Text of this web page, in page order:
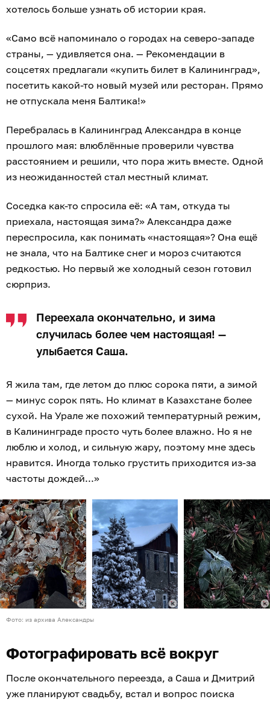
хотелось больше узнать об истории края.
«Само всё напоминало о городах на северо-западе
страны, — удивляется она. — Рекомендации в
соцсетях предлагали «купить билет в Калининград»,
посетить какой-то новый музей или ресторан. Прямо
не отпускала меня Балтика!»
Перебралась в Калининград Александра в конце
прошлого мая: влюблённые проверили чувства
расстоянием и решили, что пора жить вместе. Одной
из неожиданностей стал местный климат.
Соседка как-то спросила её: «А там, откуда ты
приехала, настоящая зима?» Александра даже
переспросила, как понимать «настоящая»? Она ещё
не знала, что на Балтике снег и мороз считаются
редкостью. Но первый же холодный сезон готовил
сюрприз.
Переехала окончательно, и зима
случилась более чем настоящая! —
улыбается Саша.
Я жила там, где летом до плюс сорока пяти, а зимой
— минус сорок пять. Но климат в Казахстане более
сухой. На Урале же похожий температурный режим,
в Калининграде просто чуть более влажно. Но я не
люблю и холод, и сильную жару, поэтому мне здесь
нравится. Иногда только грустить приходится из-за
частоты дождей...»
Фото: из архива Александры
Фотографировать всё вокруг
После окончательного переезда, а Саша и Дмитрий
уже планируют свадьбу, встал и вопрос поиска